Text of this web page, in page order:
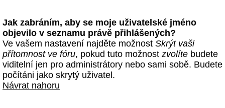
Jak zabráním, aby se moje uživatelské jméno
objevilo v seznamu právě přihlášených?
Ve vašem nastavení najděte možnost Skrýt vaši
přítomnost ve fóru, pokud tuto možnost zvolíte budete
viditelní jen pro administrátory nebo sami sobě. Budete
počítáni jako skrytý uživatel.
Návrat nahoru